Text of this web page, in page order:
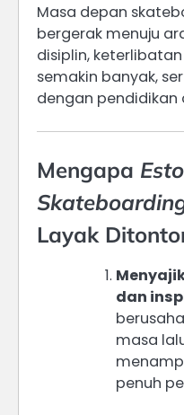
Masa depan
bergerak menuju
disiplin,
semakin banyak,
dengan
Mengapa
Layak
dan
masa
penuh